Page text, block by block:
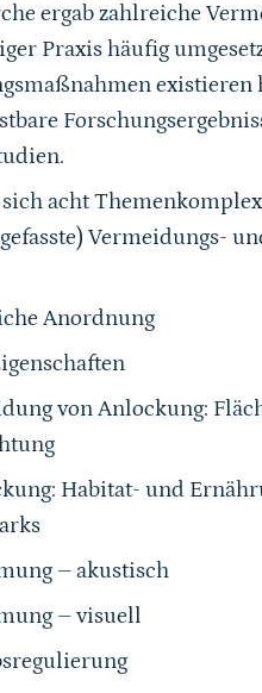
ergab zahlreiche
Praxis häufig
sich acht
Vermeidungs-
Anordnung
von Anlockung:
Habitat- und
– akustisch
– visuell